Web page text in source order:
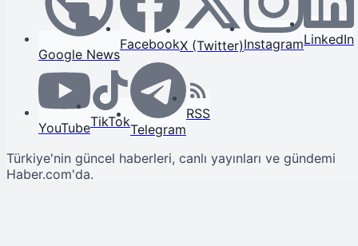
Google News
FacebookX (Twitter)InstagramLinkedIn
YouTubeTikTokTelegram
RSS
Türkiye'nin güncel haberleri, canlı yayınları ve gündemi
Haber.com'da.